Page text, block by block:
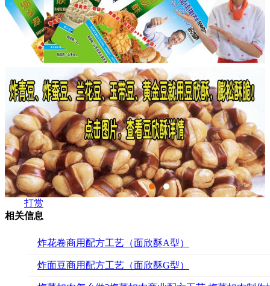
广告
打赏
相关信息
炸花卷商用配方工艺（面欣酥A型）
炸面豆商用配方工艺（面欣酥G型）